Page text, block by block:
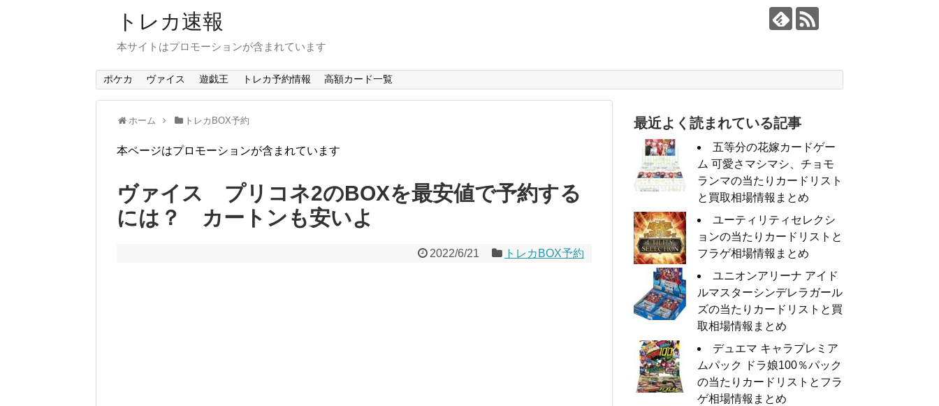
トレカ速報
本サイトはプロモーションが含まれています
ポケカ ヴァイス 遊戯王 トレカ予約情報 高額カード一覧
ホーム トレカBOX予約
本ページはプロモーションが含まれています
ヴァイス プリコネ2のBOXを最安値で予約する
には？ カートンも安いよ
2022/6/21 トレカBOX予約
最近よく読まれている記事
五等分の花嫁カードゲー
ム 可愛さマシマシ、チョモ
ランマの当たりカードリスト
と買取相場情報まとめ
ユーティリティセレクシ
ョンの当たりカードリストと
フラゲ相場情報まとめ
ユニオンアリーナ アイド
ルマスターシンデレラガール
ズの当たりカードリストと買
取相場情報まとめ
デュエマ キャラプレミア
ムパック ドラ娘100％パック
の当たりカードリストとフラ
ゲ相場情報まとめ